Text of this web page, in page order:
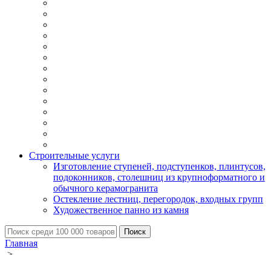
Строительные услуги
Изготовление ступеней, подступенков, плинтусов,
подоконников, столешниц из крупноформатного и
обычного керамогранита
Остекление лестниц, перегородок, входных групп
Художественное панно из камня
Главная